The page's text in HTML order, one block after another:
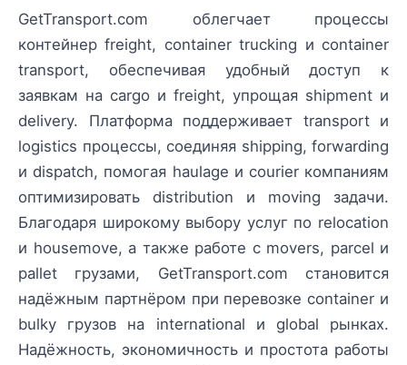
GetTransport.com облегчает процессы
контейнер freight, container trucking и container
transport, обеспечивая удобный доступ к
заявкам на cargo и freight, упрощая shipment и
delivery. Платформа поддерживает transport и
logistics процессы, соединяя shipping, forwarding
и dispatch, помогая haulage и courier компаниям
оптимизировать distribution и moving задачи.
Благодаря широкому выбору услуг по relocation
и housemove, а также работе с movers, parcel и
pallet грузами, GetTransport.com становится
надёжным партнёром при перевозке container и
bulky грузов на international и global рынках.
Надёжность, экономичность и простота работы